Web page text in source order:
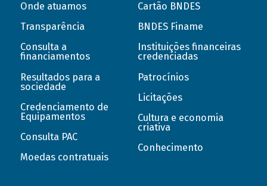
Onde atuamos
Transparência
Consulta a
financiamentos
Resultados para a
sociedade
Credenciamento de
Equipamentos
Consulta PAC
Moedas contratuais
Cartão BNDES
BNDES Finame
Instituições financeiras
credenciadas
Patrocínios
Licitações
Cultura e economia
criativa
Conhecimento